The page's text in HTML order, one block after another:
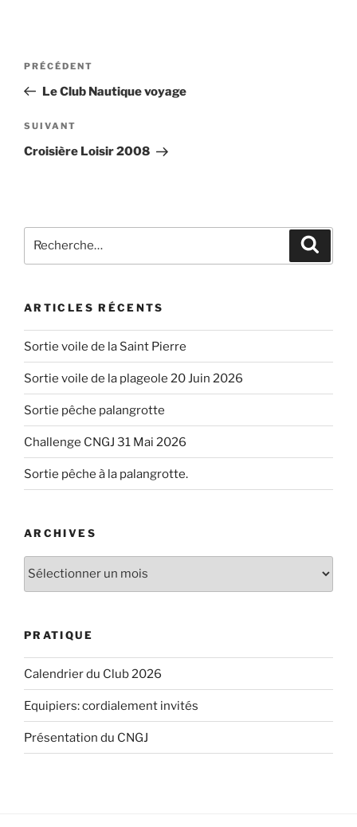
Navigation
l’article
Article
précédent
PRÉCÉDENT
Le Club Nautique voyage
Article
suivant
SUIVANT
Croisière Loisir 2008
pour
ARTICLES RÉCENTS
Sortie voile de la Saint Pierre
Sortie voile de la plageole 20 Juin 2026
Sortie pêche palangrotte
Challenge CNGJ 31 Mai 2026
Sortie pêche à la palangrotte.
ARCHIVES
Archives
PRATIQUE
Calendrier du Club 2026
Equipiers: cordialement invités
Présentation du CNGJ